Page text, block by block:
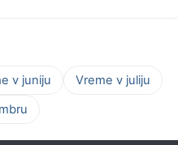
v juniju
Vreme v juliju